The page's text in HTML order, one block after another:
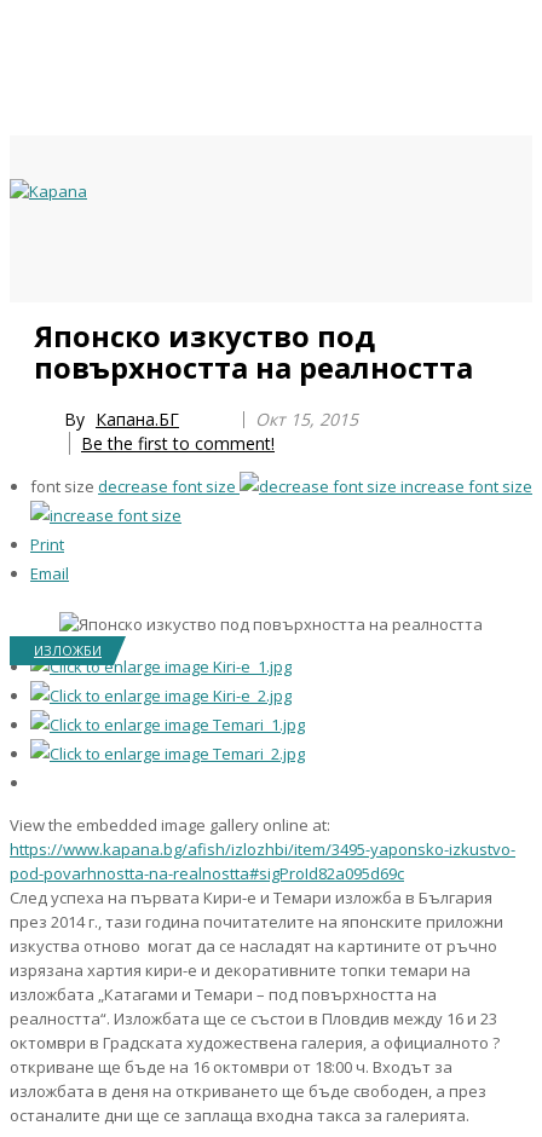
Японско изкуство под
повърхността на реалността
By Капана.БГ
Окт 15, 2015
Be the first to comment!
font size decrease font size increase font size
Print
Email
ИЗЛОЖБИ
View the embedded image gallery online at:
https://www.kapana.bg/afish/izlozhbi/item/3495-yaponsko-izkustvo-
pod-povarhnostta-na-realnostta#sigProId82a095d69c
След успеха на първата Кири-е и Темари изложба в България
през 2014 г., тази година почитателите на японските приложни
изкуства отново могат да се насладят на картините от ръчно
изрязана хартия кири-е и декоративните топки темари на
изложбата „Катагами и Темари – под повърхността на
реалността“. Изложбата ще се състои в Пловдив между 16 и 23
октомври в Градската художествена галерия, а официалното ?
откриване ще бъде на 16 октомври от 18:00 ч. Входът за
изложбата в деня на откриването ще бъде свободен, а през
останалите дни ще се заплаща входна такса за галерията.
Year
Month
Year
Month